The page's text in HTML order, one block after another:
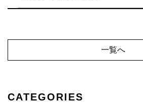
一覧へ
CATEGORIES